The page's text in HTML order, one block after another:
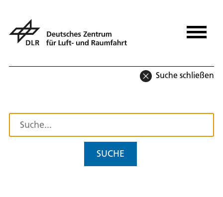
Suche schließen
SUCHE